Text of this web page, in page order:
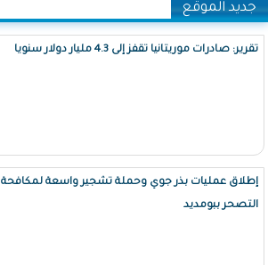
جديد الموقع
تقرير: صادرات موريتانيا تقفز إلى 4.3 مليار دولار سنويا
إطلاق عمليات بذر جوي وحملة تشجير واسعة لمكافحة
التصحر ببومديد